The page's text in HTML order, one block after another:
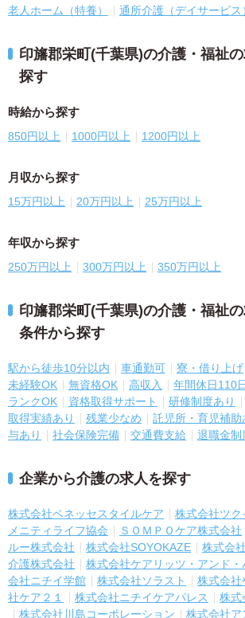
老人ホーム（特養）
通所介護（デイサービス
印旛郡栄町(千葉県)の介護・福祉
探す
時給から探す
850円以上 1000円以上 1200円以上
月収から探す
15万円以上 20万円以上 25万円以上
年収から探す
250万円以上 300万円以上 350万円以上
印旛郡栄町(千葉県)の介護・福祉
条件から探す
駅から徒歩10分以内 車通勤可 寮・借り上げ
未経験OK
無資格OK 高収入 年間休日110
ランクOK
資格取得サポート 研修制度あり
取得実績あり
残業少なめ 託児所・育児補助
与あり
社会保険完備 交通費支給 退職金制
企業から介護の求人を探す
株式会社ベネッセスタイルケア 株式会社ツク
メニティライフ協会
ＳＯＭＰＯケア株式会社
ルー株式会社
株式会社SOYOKAZE 株式会
介護株式会社
株式会社ケアリッツ・アンド
会社ニチイ学館
株式会社ソラスト 株式会社
社ケア２１
株式会社ニチイケアパレス
株式
株式会社川島コーポレーション
株式会社ア